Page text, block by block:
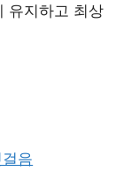
유지하고 최상
음